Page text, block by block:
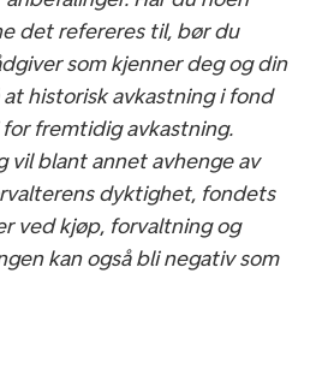
det refereres til, bør du
som kjenner deg og din
at historisk avkastning i fond
fremtidig avkastning.
vil blant annet avhenge av
dyktighet, fondets
ved kjøp, forvaltning og
kan også bli negativ som